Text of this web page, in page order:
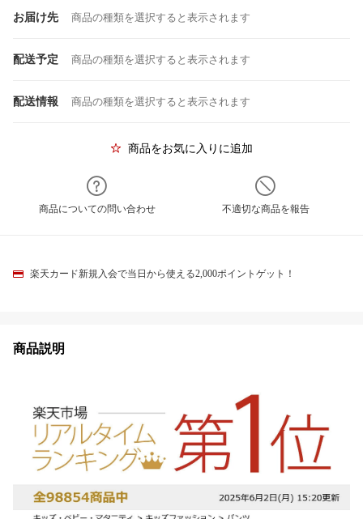
お届け先 商品の種類を選択すると表示されます
配送予定 商品の種類を選択すると表示されます
配送情報 商品の種類を選択すると表示されます
商品をお気に入りに追加
商品についての問い合わせ 不適切な商品を報告
楽天カード新規入会で当日から使える2,000ポイントゲット！
商品説明